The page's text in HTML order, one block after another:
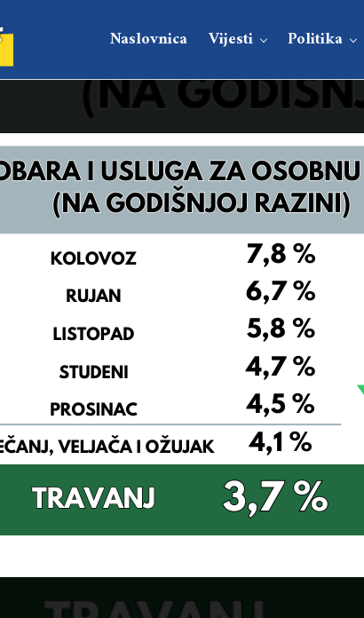
Naslovnica Vijesti Politika